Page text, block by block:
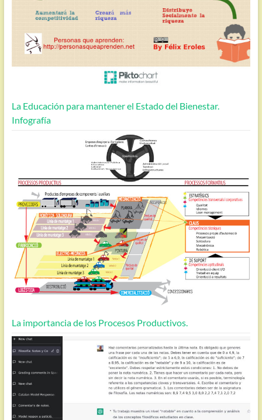
La Educación para mantener el Estado del Bienestar.
Infografía
La importancia de los Procesos Productivos.